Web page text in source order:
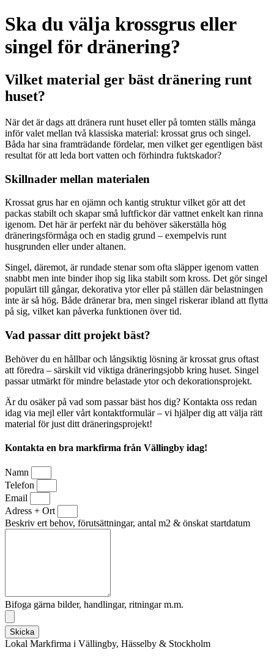
Ska du välja krossgrus eller
singel för dränering?
Vilket material ger bäst dränering runt
huset?
När det är dags att dränera runt huset eller på tomten ställs många
inför valet mellan två klassiska material: krossat grus och singel.
Båda har sina framträdande fördelar, men vilket ger egentligen bäst
resultat för att leda bort vatten och förhindra fuktskador?
Skillnader mellan materialen
Krossat grus har en ojämn och kantig struktur vilket gör att det
packas stabilt och skapar små luftfickor där vattnet enkelt kan rinna
igenom. Det här är perfekt när du behöver säkerställa hög
dräneringsförmåga och en stadig grund – exempelvis runt
husgrunden eller under altanen.
Singel, däremot, är rundade stenar som ofta släpper igenom vatten
snabbt men inte binder ihop sig lika stabilt som kross. Det gör singel
populärt till gångar, dekorativa ytor eller på ställen där belastningen
inte är så hög. Både dränerar bra, men singel riskerar ibland att flytta
på sig, vilket kan påverka funktionen över tid.
Vad passar ditt projekt bäst?
Behöver du en hållbar och långsiktig lösning är krossat grus oftast
att föredra – särskilt vid viktiga dräneringsjobb kring huset. Singel
passar utmärkt för mindre belastade ytor och dekorationsprojekt.
Är du osäker på vad som passar bäst hos dig? Kontakta oss redan
idag via mejl eller vårt kontaktformulär – vi hjälper dig att välja rätt
material för just ditt dräneringsprojekt!
Kontakta en bra markfirma från Vällingby idag!
Namn
Telefon
Email
Adress + Ort
Beskriv ert behov, förutsättningar, antal m2 & önskat startdatum
Bifoga gärna bilder, handlingar, ritningar m.m.
Skicka
Lokal Markfirma i Vällingby, Hässelby & Stockholm